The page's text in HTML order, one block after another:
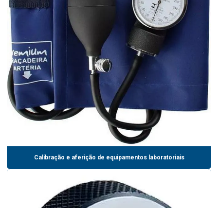
Calibração e aferição de equipamentos laboratoriais